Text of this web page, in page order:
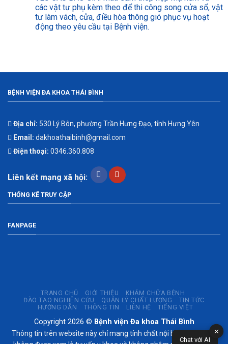
các vật tư phụ kèm theo để thi công song cửa sổ, vật
tư làm vách, cửa, điều hòa thông gió phục vụ hoạt
động theo yêu cầu tại Bệnh viện.
BỆNH VIỆN ĐA KHOA THÁI BÌNH
Địa chỉ: 530 Lý Bôn, phường Trần Hưng Đạo, tỉnh Hưng Yên
Email: dakhoathaibinh@gmail.com
Điện thoại: 0346.360.808
Liên kết mạng xã hội:
THỐNG KÊ TRUY CẬP
FANPAGE
TRANG CHỦ GIỚI THIỆU
KHÁM CHỮA BỆNH
ĐÀO TẠO NGHIÊN CỨU
QUẢN LÝ CHẤT LƯỢNG
TIN TỨC
HƯỚNG DẪN
THÔNG TIN LIÊN HỆ TIẾNG VIỆT
Copyright 2026 © Bệnh viện Đa khoa Thái Bình
Thông tin trên website này chỉ mang tính chất nội bộ tham khảo;✕
Chat với AI